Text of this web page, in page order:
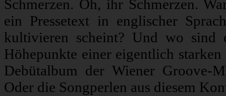
Schmerzen. Oh, ihr Schmerzen.
ein Pressetext in englischer
kultivieren scheint? Und wo sind
Höhepunkte einer eigentlich
Debütalbum der Wiener Groove-
Oder die Songperlen aus diesem